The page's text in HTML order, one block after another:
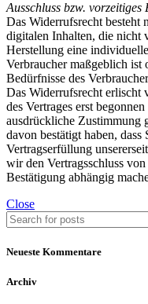
Ausschluss bzw.
Das Widerrufsrecht besteht
digitalen Inhalten, die nicht
Herstellung eine
Verbraucher maßgeblich ist
Bedürfnisse des
Das Widerrufsrecht
des Vertrages erst
ausdrückliche Zustimmung
davon bestätigt haben,
Vertragserfüllung
wir den Vertragsschluss
Bestätigung abhängig
Close
Neueste Kommentare
Archiv